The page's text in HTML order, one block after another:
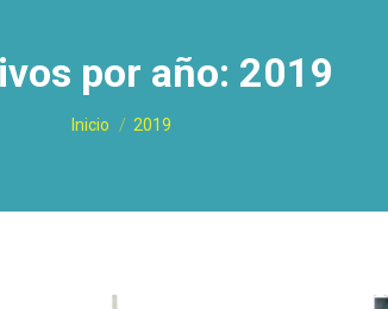
por año: 2019
Estás aquí:
Inicio 2019